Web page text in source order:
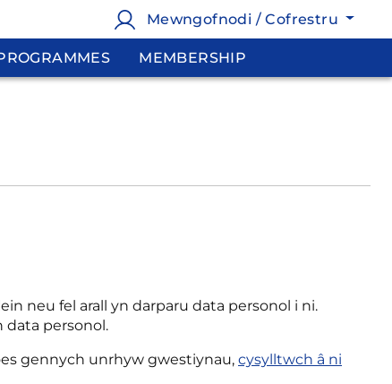
Mewngofnodi / Cofrestru
MEMBERSHIP
neu fel arall yn darparu data personol i ni.
data personol.
gennych unrhyw gwestiynau, cysylltwch â ni